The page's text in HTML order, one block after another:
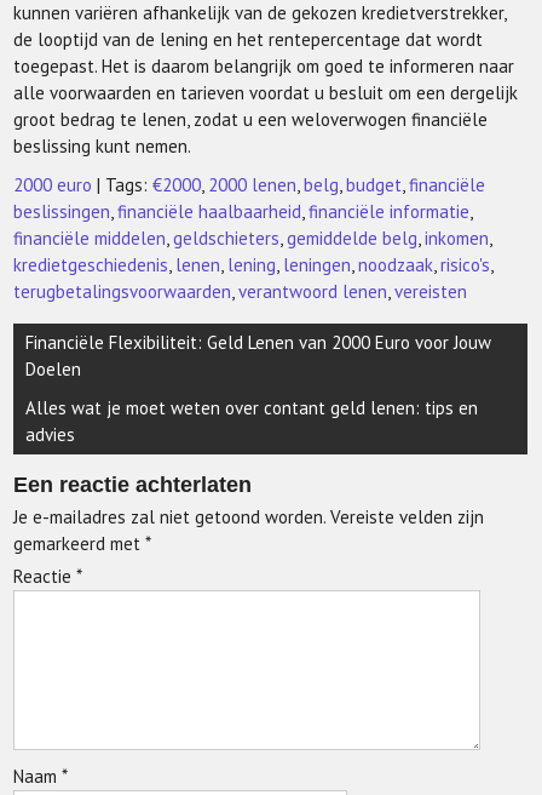
kunnen variëren afhankelijk van de gekozen kredietverstrekker,
de looptijd van de lening en het rentepercentage dat wordt
toegepast. Het is daarom belangrijk om goed te informeren naar
alle voorwaarden en tarieven voordat u besluit om een dergelijk
groot bedrag te lenen, zodat u een weloverwogen financiële
beslissing kunt nemen.
2000 euro | Tags:€2000, 2000 lenen,belg,budget,financiële
beslissingen,financiële haalbaarheid,financiële informatie,
financiële middelen,geldschieters,gemiddelde belg,inkomen,
kredietgeschiedenis, lenen, lening, leningen,noodzaak,risico's,
terugbetalingsvoorwaarden,verantwoord lenen,vereisten
Berichtnavigatie
Financiële Flexibiliteit: Geld Lenen van 2000 Euro voor Jouw
Doelen
Alles wat je moet weten over contant geld lenen: tips en
advies
Een reactie achterlaten
Je e-mailadres zal niet getoond worden. Vereiste velden zijn
gemarkeerd met*
Reactie*
Naam*